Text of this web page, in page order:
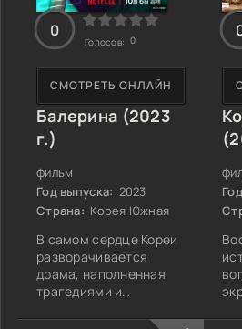
Балерина (2023
г.)
фильм
Год выпуска: 2023
Страна: Корея Южная
В самом сердце Кореи
разворачивается
драма, наполненная
трагедиями и
СМОТРЕТЬ ОНЛАЙН
0
Голосов: 0